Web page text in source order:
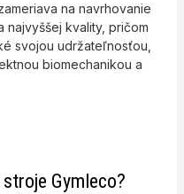
na navrhovanie
kvality, pričom
svojou udržateľnosťou,
biomechanikou a
Gymleco?